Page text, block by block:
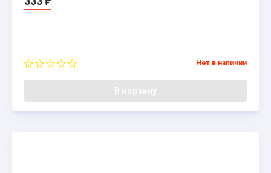
Нет в наличии
В корзину